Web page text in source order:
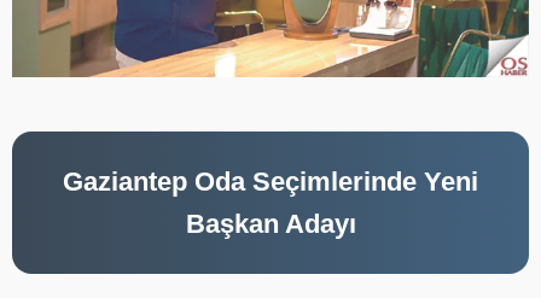
Gaziantep Oda Seçimlerinde Yeni
Başkan Adayı